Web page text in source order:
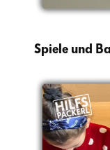
Spiele und